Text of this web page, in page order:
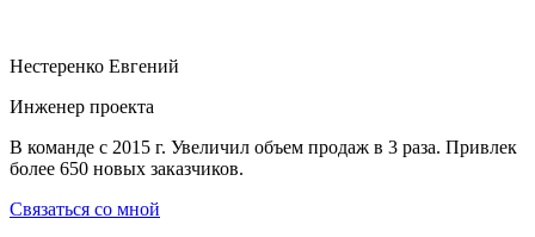
Нестеренко Евгений
Инженер проекта
В команде с 2015 г. Увеличил объем продаж в 3 раза. Привлек
более 650 новых заказчиков.
Связаться со мной